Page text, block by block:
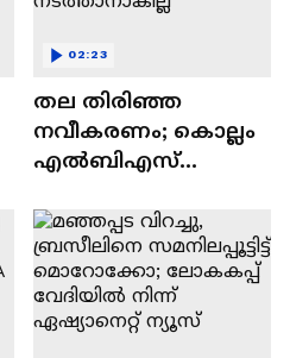
തല തിരിഞ്ഞ
നവീകരണം; കൊല്ലം
എൽബിഎസ്
ദേശീയ,അന്തർ​
ദേശീയ ഫുട്ബോൾ
മത്സരങ്ങൾ
നടത്താനാകില്ല
02:23